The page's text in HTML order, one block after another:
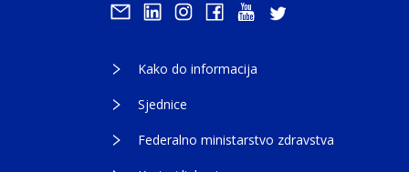
Kako do informacija
Sjednice
Federalno ministarstvo zdravstva